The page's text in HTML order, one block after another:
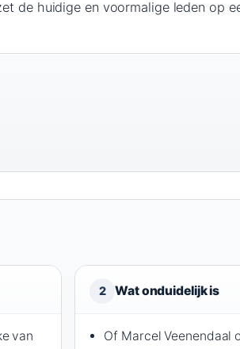
de huidige en voormalige leden op
van
2 Wat onduidelijk is
Of Marcel Veenendaal